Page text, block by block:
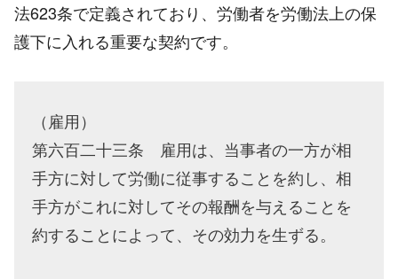
法623条で定義されており、労働者を労働法上の保
護下に入れる重要な契約です。
（雇用）
第六百二十三条 雇用は、当事者の一方が相
手方に対して労働に従事することを約し、相
手方がこれに対してその報酬を与えることを
約することによって、その効力を生ずる。